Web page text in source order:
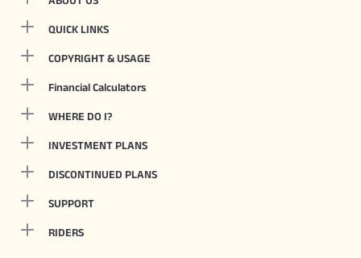
QUICK LINKS
COPYRIGHT & USAGE
Financial Calculators
WHERE DO I?
INVESTMENT PLANS
DISCONTINUED PLANS
SUPPORT
RIDERS